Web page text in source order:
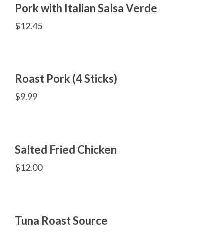
Pork with Italian Salsa Verde
$12.45
Roast Pork (4 Sticks)
$9.99
Salted Fried Chicken
$12.00
Tuna Roast Source